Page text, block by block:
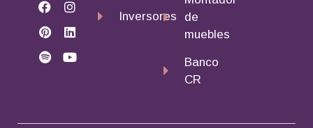
Inversores
de
muebles
Banco
CR